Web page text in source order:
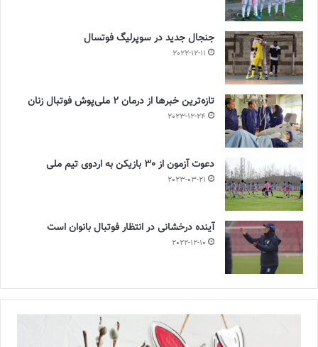
جنجال جدید در سوپرلیگ فوتسال
2022-12-11
تازه‌ترین خبرها از درمان ۲ ملی‌پوش فوتبال زنان
2023-12-24
دعوت آزمون از 30 بازیکن به اردوی تیم ملی
2023-03-21
آینده درخشانی در انتظار فوتبال بانوان است
2022-12-10